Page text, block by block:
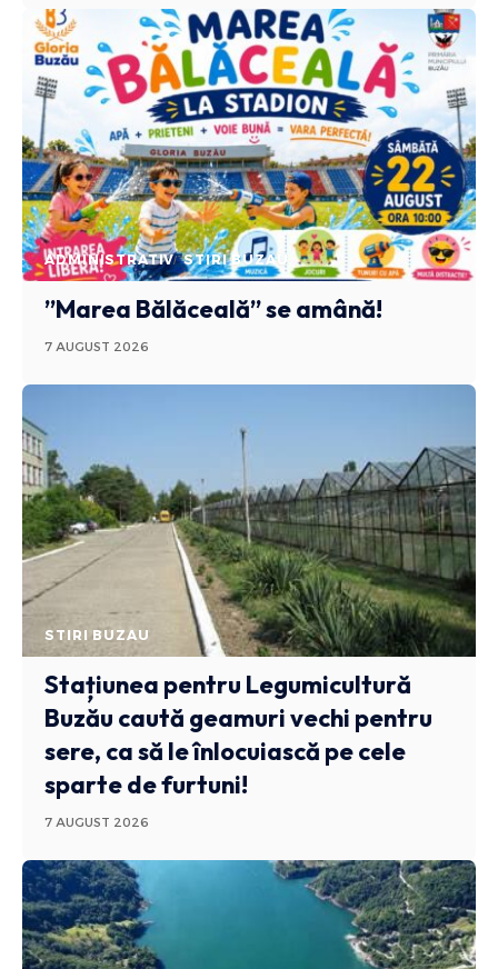
ADMINISTRATIV STIRI BUZAU
”Marea Bălăceală” se amână!
7 AUGUST 2026
STIRI BUZAU
Stațiunea pentru Legumicultură
Buzău caută geamuri vechi pentru
sere, ca să le înlocuiască pe cele
sparte de furtuni!
7 AUGUST 2026